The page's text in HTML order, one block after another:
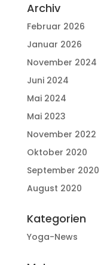
Archiv
Februar 2026
Januar 2026
November 2024
Juni 2024
Mai 2024
Mai 2023
November 2022
Oktober 2020
September 2020
August 2020
Kategorien
Yoga-News